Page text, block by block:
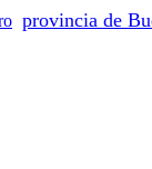
provincia de